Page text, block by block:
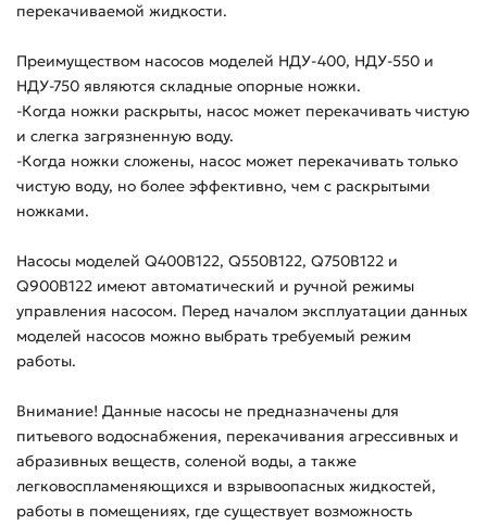
перекачиваемой жидкости.
Преимуществом насосов моделей НДУ-400, НДУ-550 и
НДУ-750 являются складные опорные ножки.
-Когда ножки раскрыты, насос может перекачивать чистую
и слегка загрязненную воду.
-Когда ножки сложены, насос может перекачивать только
чистую воду, но более эффективно, чем с раскрытыми
ножками.
Насосы моделей Q400B122, Q550B122, Q750B122 и
Q900B122 имеют автоматический и ручной режимы
управления насосом. Перед началом эксплуатации данных
моделей насосов можно выбрать требуемый режим
работы.
Внимание! Данные насосы не предназначены для
питьевого водоснабжения, перекачивания агрессивных и
абразивных веществ, соленой воды, а также
легковоспламеняющихся и взрывоопасных жидкостей,
работы в помещениях, где существует возможность